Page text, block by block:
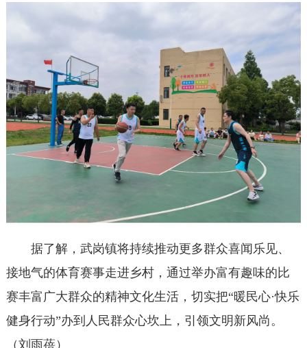
据了解，武岗镇将持续推动更多群众喜闻乐见、
接地气的体育赛事走进乡村，通过举办富有趣味的比
赛丰富广大群众的精神文化生活，切实把“暖民心·快乐
健身行动”办到人民群众心坎上，引领文明新风尚。
（刘雨蓓）